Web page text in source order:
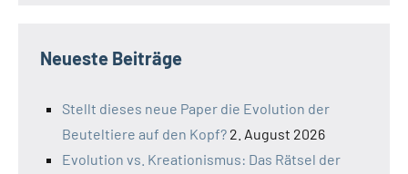
Neueste Beiträge
Stellt dieses neue Paper die Evolution der
Beuteltiere auf den Kopf? 2. August 2026
Evolution vs. Kreationismus: Das Rätsel der